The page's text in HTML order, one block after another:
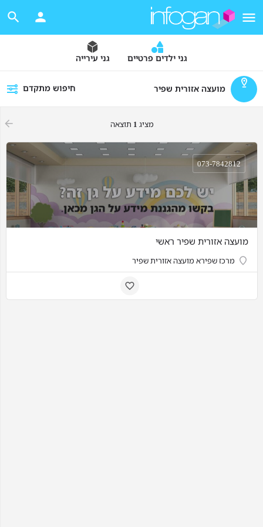
גני ילדים פרטיים גני עירייה
מועצה אזורית שפיר חיפוש מתקדם
מציג 1 תוצאה
מועצה אזורית שפיר ראשי
מרכז שפירא מועצה אזורית שפיר
073-7842812